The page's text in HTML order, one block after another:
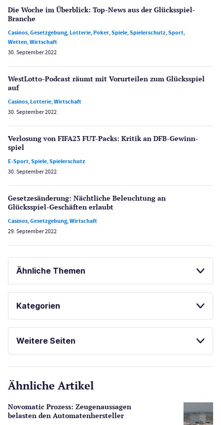
Die Woche im Überblick: Top-News aus der Glücksspiel-
Branche
Casinos,Gesetzgebung,Lotterie,Poker,Spiele,Spielerschutz,Sport,
Wetten,Wirtschaft
30. September 2022
WestLotto-Podcast räumt mit Vorurteilen zum Glücksspiel
auf
Casinos,Lotterie,Wirtschaft
30. September 2022
Verlosung von FIFA23 FUT-Packs: Kritik an DFB-Gewinn­
spiel
E-Sport,Spiele,Spielerschutz
30. September 2022
Gesetzes­änderung: Nächtliche Beleuch­tung an
Glücksspiel-Geschäften erlaubt
Casinos,Gesetzgebung,Wirtschaft
29. September 2022
Ähnliche Themen
CHERRY CASINO TEST POKER
Kategorien
Gesetzgebung
Lotterie
Weitere Seiten
CasinoOnline.de
Ähnliche Artikel
Novomatic Prozess: Zeugenaussagen
belasten den Automatenhersteller